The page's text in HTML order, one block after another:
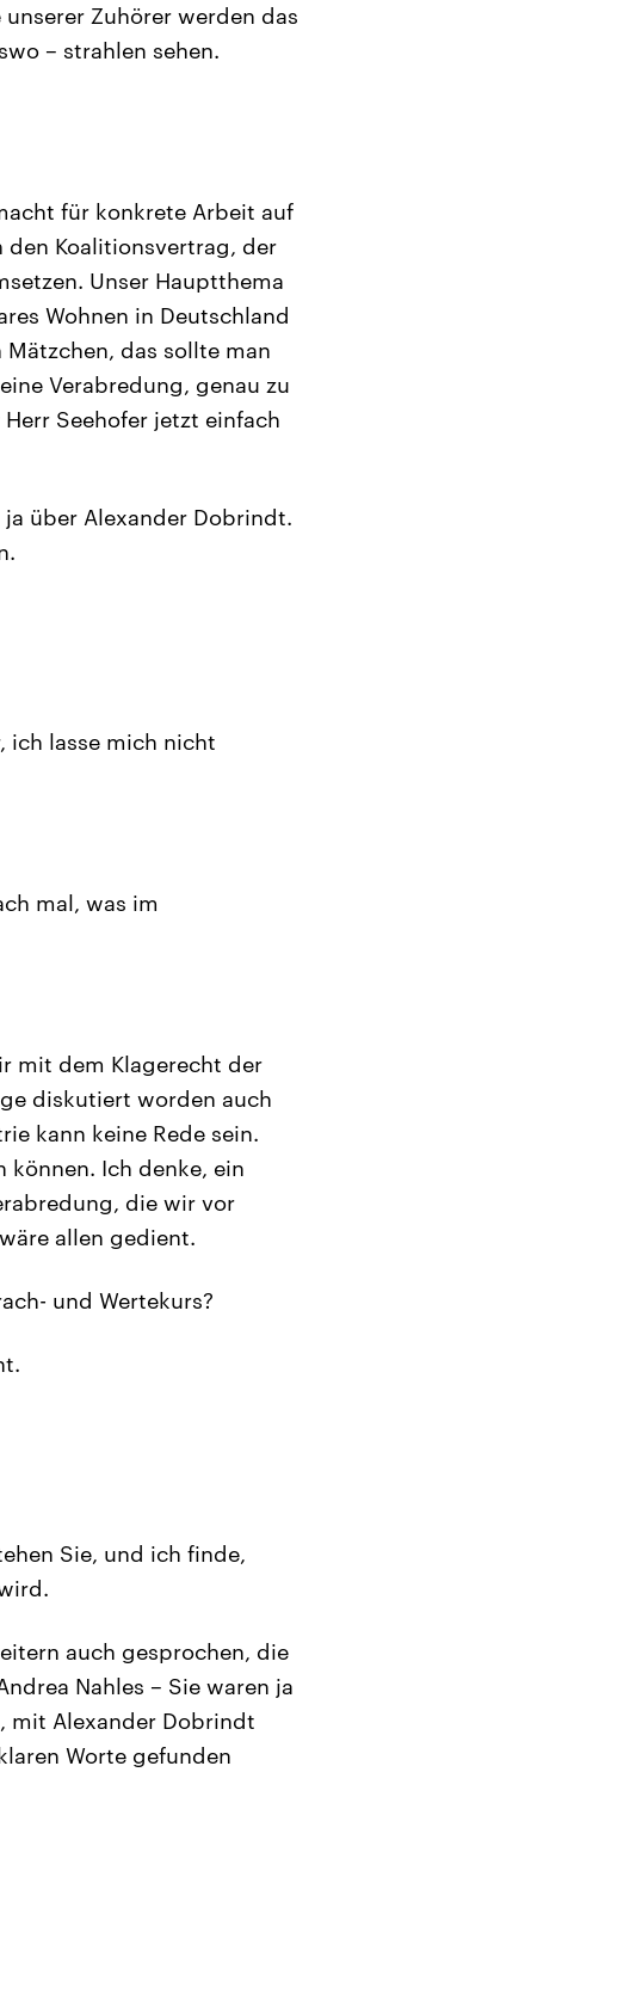
Zuhörer werden das
– strahlen sehen.
für konkrete Arbeit auf
Koalitionsvertrag, der
Unser Hauptthema
Wohnen in Deutschland
das sollte man
Verabredung, genau zu
Seehofer jetzt einfach
über Alexander Dobrindt.
ich lasse mich nicht
mal, was im
mit dem Klagerecht der
diskutiert worden auch
kann keine Rede sein.
Ich denke, ein
die wir vor
allen gedient.
und Wertekurs?
Sie, und ich finde,
auch gesprochen, die
Nahles – Sie waren ja
mit Alexander Dobrindt
Worte gefunden